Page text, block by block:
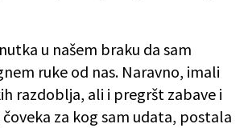
u našem braku da sam
ruke od nas. Naravno, imali
razdoblja, ali i pregršt zabave i
za kog sam udata, postala